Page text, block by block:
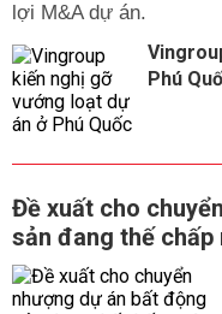
lợi M&A dự án.
Phú
Đề xuất cho
sản đang thế chấp